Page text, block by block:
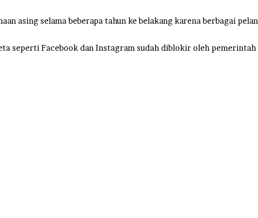
asing selama beberapa tahun ke belakang karena berbagai
seperti Facebook dan Instagram sudah diblokir oleh